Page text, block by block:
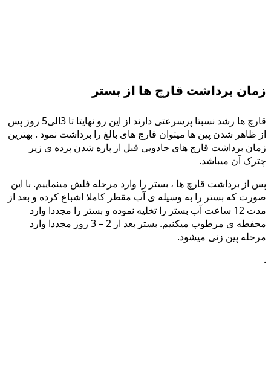
زمان برداشت قارچ ها از بستر
قارچ ها رشد نسبتا پرسرعتی دارند از این رو نهایتا تا 3الی5 روز پس
از ظاهر شدن پین ها میتوان قارچ های بالغ را برداشت نمود . بهترین
زمان برداشت قارچ های جادویی قبل از پاره شدن پرده ی زیر
چترک آن میباشد.
پس از برداشت قارچ ها ، بستر را وارد مرحله فلش مینماییم. با این
صورت که بستر را به وسیله ی آب مقطر کاملا اشباع کرده و بعد از
مدت 12 ساعت آب بستر را تخلیه نموده و بستر را مجددا وارد
محفطه ی مرطوب میکنیم. بستر بعد از 2 – 3 روز مجددا وارد
مرحله پین زنی میشود.
.